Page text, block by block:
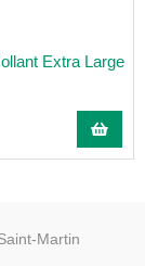
Extra Large
Martin